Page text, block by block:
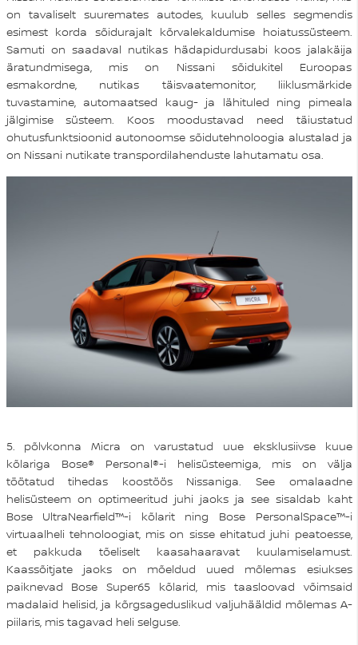
on tavaliselt suuremates autodes, kuulub selles segmendis
esimest korda sõidurajalt kõrvalekaldumise hoiatussüsteem.
Samuti on saadaval nutikas hädapidurdusabi koos jalakäija
äratundmisega, mis on Nissani sõidukitel Euroopas
esmakordne, nutikas täisvaatemonitor, liiklusmärkide
tuvastamine, automaatsed kaug- ja lähituled ning pimeala
jälgimise süsteem. Koos moodustavad need täiustatud
ohutusfunktsioonid autonoomse sõidutehnoloogia alustalad ja
on Nissani nutikate transpordilahenduste lahutamatu osa.
5. põlvkonna Micra on varustatud uue eksklusiivse kuue
kõlariga Bose® Personal®-i helisüsteemiga, mis on välja
töötatud tihedas koostöös Nissaniga. See omalaadne
helisüsteem on optimeeritud juhi jaoks ja see sisaldab kaht
Bose UltraNearfield™-i kõlarit ning Bose PersonalSpace™-i
virtuaalheli tehnoloogiat, mis on sisse ehitatud juhi peatoesse,
et pakkuda tõeliselt kaasahaaravat kuulamiselamust.
Kaassõitjate jaoks on mõeldud uued mõlemas esiukses
paiknevad Bose Super65 kõlarid, mis taasloovad võimsaid
madalaid helisid, ja kõrgsageduslikud valjuhääldid mõlemas A-
piilaris, mis tagavad heli selguse.